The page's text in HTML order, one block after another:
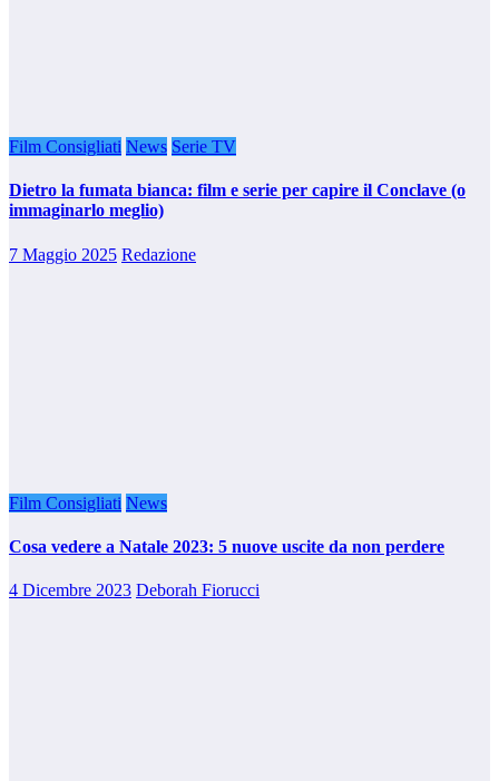
Film Consigliati News Serie TV
Dietro la fumata bianca: film e serie per capire il Conclave (o
immaginarlo meglio)
7 Maggio 2025 Redazione
Film Consigliati News
Cosa vedere a Natale 2023: 5 nuove uscite da non perdere
4 Dicembre 2023 Deborah Fiorucci